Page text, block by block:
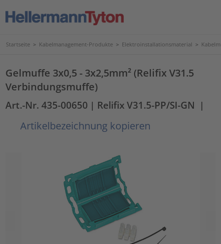
Startseite > Kabelmanagement-Produkte > Elektroinstallationsmaterial >
Gelmuffe 3x0,5 - 3x2,5mm² (Relifix V31.5
Verbindungsmuffe)
Art.-Nr. 435-00650 | Relifix V31.5-PP/SI-GN |
Artikelbezeichnung kopieren